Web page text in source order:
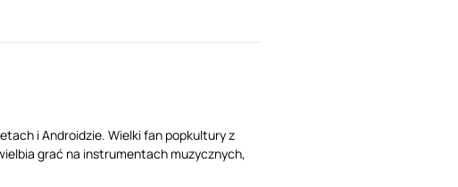
i Androidzie. Wielki fan popkultury z
grać na instrumentach muzycznych,